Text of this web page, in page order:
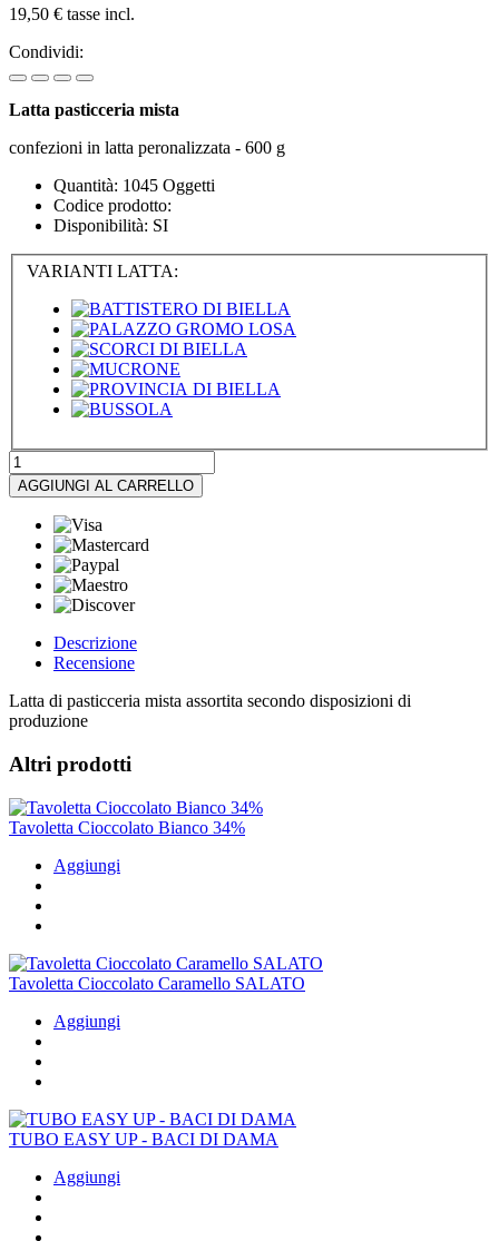
19,50 € tasse incl.
Condividi:
Latta pasticceria mista
confezioni in latta peronalizzata - 600 g
Quantità: 1045 Oggetti
Codice prodotto:
Disponibilità: SI
VARIANTI LATTA:
AGGIUNGI AL CARRELLO
Descrizione
Recensione
Latta di pasticceria mista assortita secondo disposizioni di
produzione
Altri prodotti
Tavoletta Cioccolato Bianco 34%
Aggiungi
Tavoletta Cioccolato Caramello SALATO
Aggiungi
TUBO EASY UP - BACI DI DAMA
Aggiungi